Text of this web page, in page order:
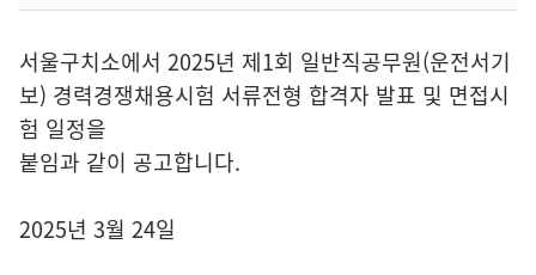
서울구치소에서 2025년 제1회 일반직공무원(운전서기
보) 경력경쟁채용시험 서류전형 합격자 발표 및 면접시
험 일정을
붙임과 같이 공고합니다.
2025년 3월 24일